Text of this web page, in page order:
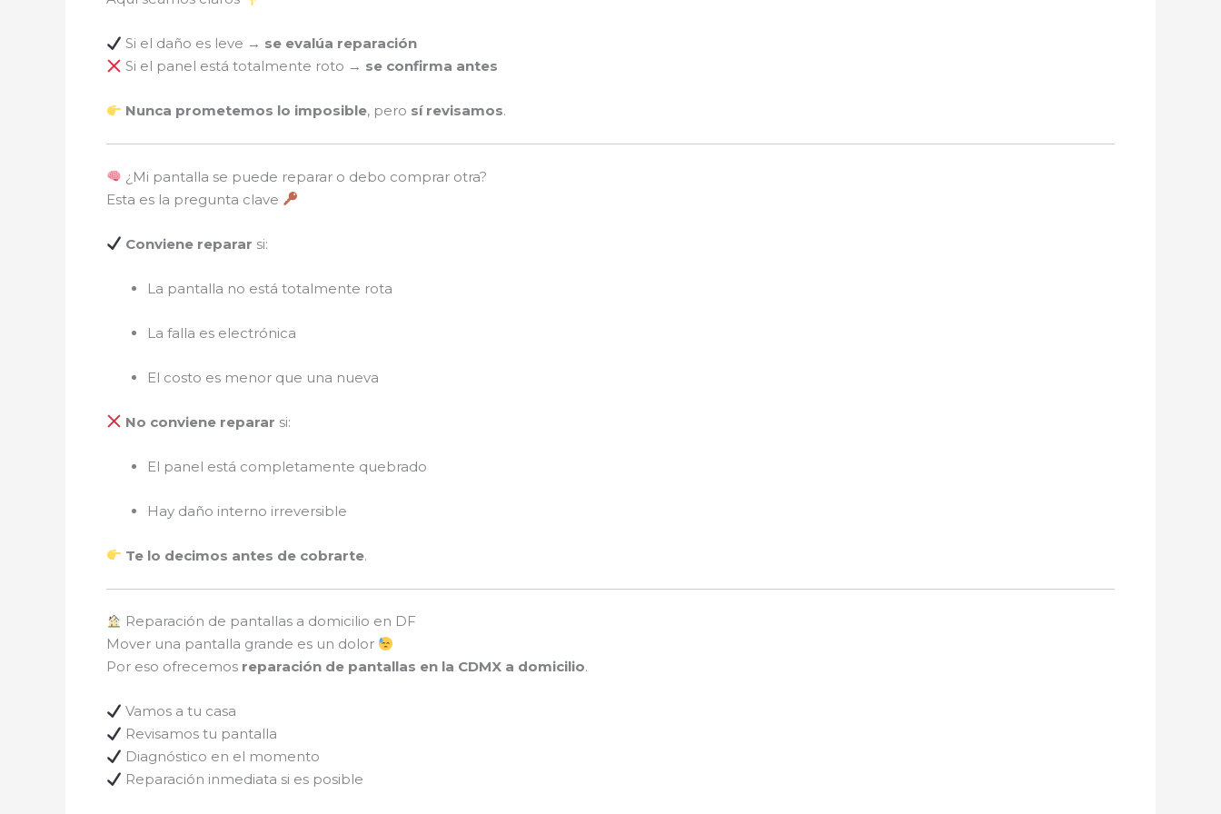
Si el daño es leve → se evalúa reparación
Si el panel está totalmente roto → se confirma antes
Nunca prometemos lo imposible, pero sí revisamos.
¿Mi pantalla se puede reparar o debo comprar otra?
Esta es la pregunta clave
Conviene reparar si:
La pantalla no está totalmente rota
La falla es electrónica
El costo es menor que una nueva
No conviene reparar si:
El panel está completamente quebrado
Hay daño interno irreversible
Te lo decimos antes de cobrarte.
Reparación de pantallas a domicilio en DF
Mover una pantalla grande es un dolor
Por eso ofrecemos reparación de pantallas en la CDMX a domicilio.
Vamos a tu casa
Revisamos tu pantalla
Diagnóstico en el momento
Reparación inmediata si es posible